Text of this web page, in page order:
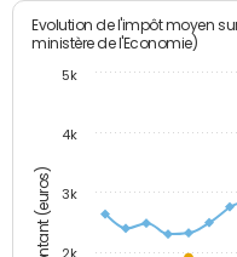
Montant (euros)
Evolution de l'impôt moyen
ministère de l'Economie)
3k
4k
5k